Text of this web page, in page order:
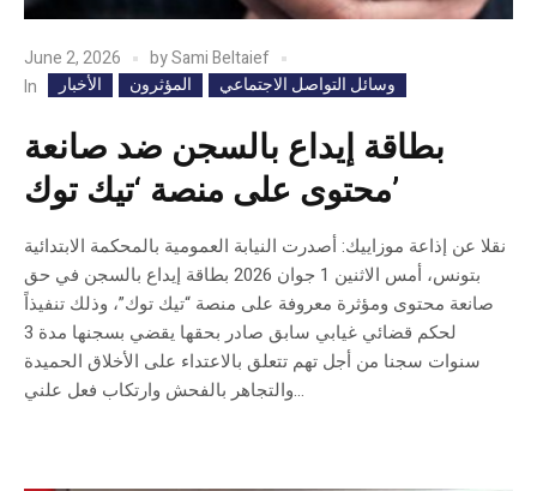
June 2, 2026 bySami Beltaief
In
الأخبار المؤثرون وسائل التواصل الاجتماعي
بطاقة إيداع بالسجن ضد صانعة
محتوى على منصة ‘تيك توك’
نقلا عن إذاعة موزاييك: أصدرت النيابة العمومية بالمحكمة الابتدائية
بتونس، أمس الاثنين 1 جوان 2026 بطاقة إيداع بالسجن في حق
صانعة محتوى ومؤثرة معروفة على منصة “تيك توك”، وذلك تنفيذاً
لحكم قضائي غيابي سابق صادر بحقها يقضي بسجنها مدة 3
سنوات سجنا من أجل تهم تتعلق بالاعتداء على الأخلاق الحميدة
والتجاهر بالفحش وارتكاب فعل علني...